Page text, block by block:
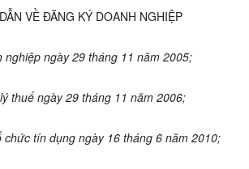
VỀ ĐĂNG KÝ DOANH NGHIỆP
nghiệp ngày 29 tháng 11 năm 2005;
thuế ngày 29 tháng 11 năm 2006;
chức tín dụng ngày 16 tháng 6 năm 2010;